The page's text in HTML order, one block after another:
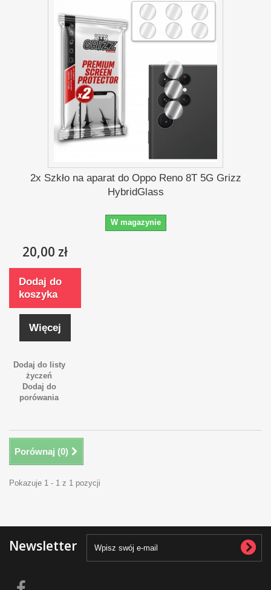
2x Szkło na aparat do Oppo Reno 8T 5G Grizz
HybridGlass
W magazynie
20,00 zł
Dodaj do
koszyka
Więcej
Dodaj do listy
życzeń
Dodaj do
porówania
Porównaj (0)
Pokazuje 1 - 1 z 1 pozycji
Newsletter